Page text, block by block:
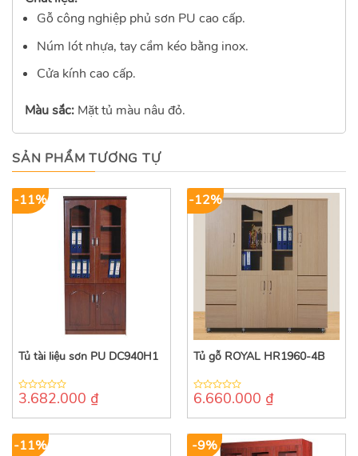
Gỗ công nghiệp phủ sơn PU cao cấp.
Núm lót nhựa, tay cầm kéo bằng inox.
Cửa kính cao cấp.
Màu sắc: Mặt tủ màu nâu đỏ.
SẢN PHẨM TƯƠNG TỰ
-11%
Tủ tài liệu sơn PU DC940H1
0
of
3.682.000 ₫
-12%
Tủ gỗ ROYAL HR1960-4B
0
of
6.660.000 ₫
-11% -9%